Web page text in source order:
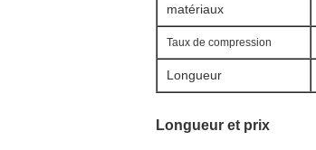
matériaux
Taux de compression
Longueur
Longueur et prix